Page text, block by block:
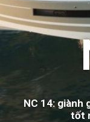
NC 14: giành
tốt